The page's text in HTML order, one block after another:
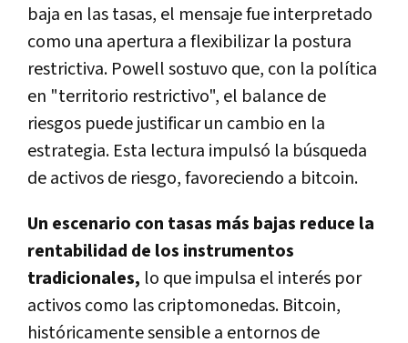
baja en las tasas, el mensaje fue interpretado
como una apertura a flexibilizar la postura
restrictiva. Powell sostuvo que, con la política
en "territorio restrictivo", el balance de
riesgos puede justificar un cambio en la
estrategia. Esta lectura impulsó la búsqueda
de activos de riesgo, favoreciendo a bitcoin.
Un escenario con tasas más bajas reduce la
rentabilidad de los instrumentos
tradicionales, lo que impulsa el interés por
activos como las criptomonedas. Bitcoin,
históricamente sensible a entornos de